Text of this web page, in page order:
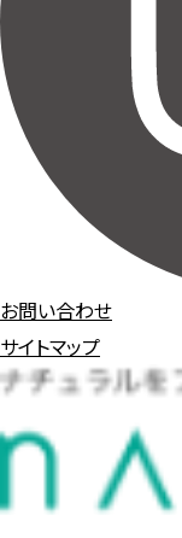
お問い合わせ
サイトマップ